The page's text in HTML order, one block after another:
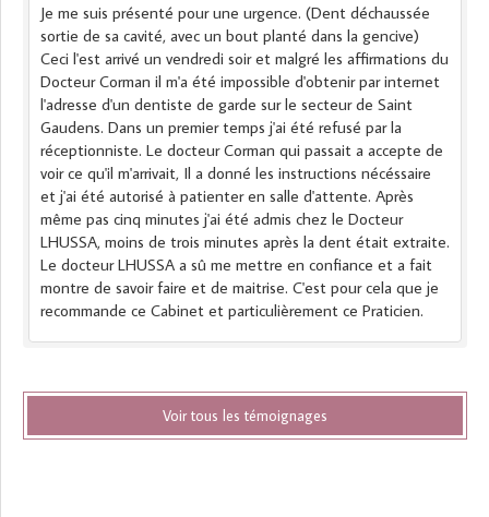
Je me suis présenté pour une urgence. (Dent déchaussée
sortie de sa cavité, avec un bout planté dans la gencive)
Ceci l'est arrivé un vendredi soir et malgré les affirmations du
Docteur Corman il m'a été impossible d'obtenir par internet
l'adresse d'un dentiste de garde sur le secteur de Saint
Gaudens. Dans un premier temps j'ai été refusé par la
réceptionniste. Le docteur Corman qui passait a accepte de
voir ce qu'il m'arrivait, Il a donné les instructions nécéssaire
et j'ai été autorisé à patienter en salle d'attente. Après
même pas cinq minutes j'ai été admis chez le Docteur
LHUSSA, moins de trois minutes après la dent était extraite.
Le docteur LHUSSA a sû me mettre en confiance et a fait
montre de savoir faire et de maitrise. C'est pour cela que je
recommande ce Cabinet et particulièrement ce Praticien.
Voir tous les témoignages